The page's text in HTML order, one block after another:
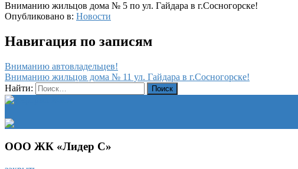
Вниманию жильцов дома № 5 по ул. Гайдара в г.Сосногорске!
Опубликовано в: Новости
Навигация по записям
Вниманию автовладельцев!
Вниманию жильцов дома № 11 ул. Гайдара в г.Сосногорске!
Найти:
ООО ЖК «Лидер С»